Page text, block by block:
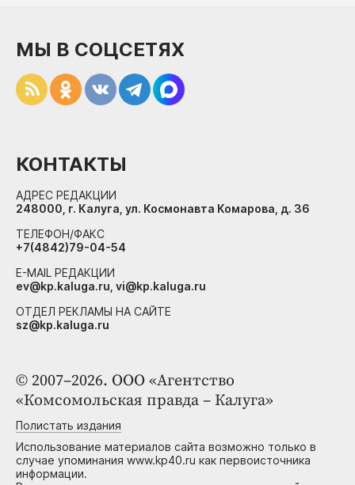
© 2007–2026. ООО «Агентство
«Комсомольская правда – Калуга»
Полистать издания
Использование материалов сайта возможно только в
случае упоминания www.kp40.ru как первоисточника
информации.
МЫ В СОЦСЕТЯХ
КОНТАКТЫ
АДРЕС РЕДАКЦИИ
248000, г. Калуга, ул. Космонавта Комарова, д. 36
ТЕЛЕФОН/ФАКС
+7(4842)79-04-54
E-MAIL РЕДАКЦИИ
ev@kp.kaluga.ru, vi@kp.kaluga.ru
ОТДЕЛ РЕКЛАМЫ НА САЙТЕ
sz@kp.kaluga.ru